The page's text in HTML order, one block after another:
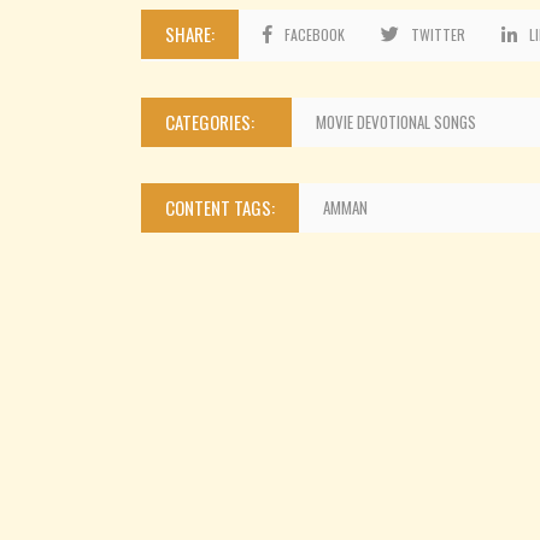
SHARE: FACEBOOK TWITTER
CATEGORIES: MOVIE DEVOTIONAL SONGS
CONTENT TAGS: AMMAN